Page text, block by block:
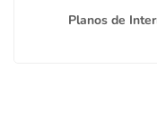
Planos de